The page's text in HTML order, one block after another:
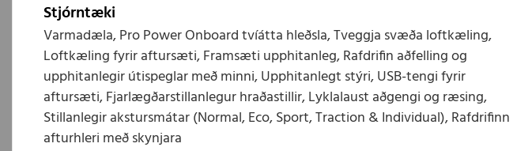
Stjórntæki
Varmadæla, Pro Power Onboard tvíátta hleðsla, Tveggja svæða loftkæling,
Loftkæling fyrir aftursæti, Framsæti upphitanleg, Rafdrifin aðfelling og
upphitanlegir útispeglar með minni, Upphitanlegt stýri, USB-tengi fyrir
aftursæti, Fjarlægðarstillanlegur hraðastillir, Lyklalaust aðgengi og ræsing,
Stillanlegir akstursmátar (Normal, Eco, Sport, Traction & Individual), Rafdrifinn
afturhleri með skynjara